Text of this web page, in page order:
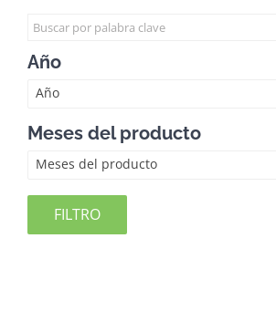
Año
Año
Meses del producto
Meses del producto
FILTRO